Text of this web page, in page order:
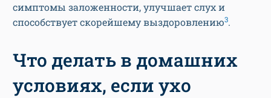
симптомы заложенности, улучшает слух и
способствует скорейшему выздоровлению3.
Что делать в домашних
условиях, если ухо